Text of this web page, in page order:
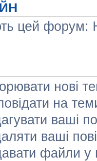
цей форум:
нові
на
ваші
ваші
файли у